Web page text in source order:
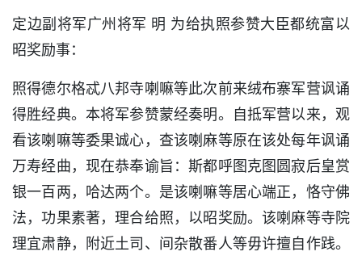
定边副将军广州将军 明 为给执照参赞大臣都统富以
昭奖励事：
照得德尔格忒八邦寺喇嘛等此次前来绒布寨军营讽诵
得胜经典。本将军参赞蒙经奏明。自抵军营以来，观
看该喇嘛等委果诚心，查该喇麻等原在该处每年讽诵
万寿经曲，现在恭奉谕旨：斯都呼图克图圆寂后皇赏
银一百两，哈达两个。是该喇嘛等居心端正，恪守佛
法，功果素著，理合给照，以昭奖励。该喇麻等寺院
理宜肃静，附近土司、间杂散番人等毋许擅自作践。